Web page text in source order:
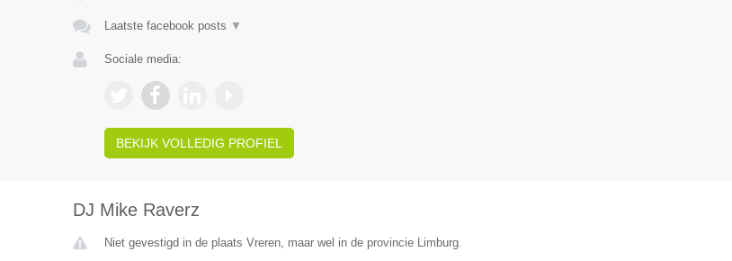
Laatste facebook posts ▼
Sociale media:
BEKIJK VOLLEDIG PROFIEL
DJ Mike Raverz
Niet gevestigd in de plaats Vreren, maar wel in de provincie Limburg.